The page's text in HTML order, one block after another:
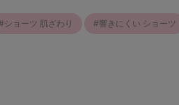
ショーツ 肌ざわり 響きにくい ショーツ